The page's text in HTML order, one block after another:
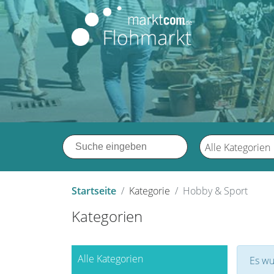
Alle Kategorien
Startseite Kategorie Hobby & Sport
Kategorien
Alle Kategorien
Es